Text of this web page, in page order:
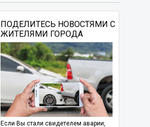
ПОДЕЛИТЕСЬ НОВОСТЯМИ С
ЖИТЕЛЯМИ ГОРОДА
Если Вы стали свидетелем аварии,